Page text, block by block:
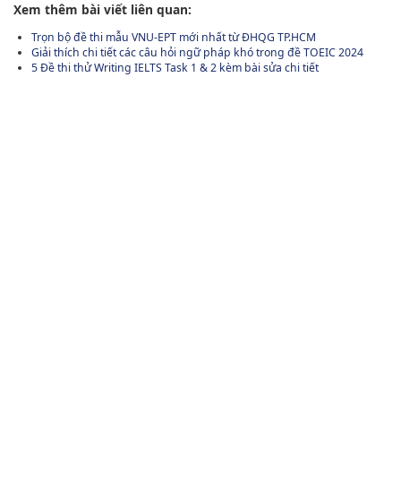
Xem thêm bài viết liên quan:
Trọn bộ đề thi mẫu VNU-EPT mới nhất từ ĐHQG TP.HCM
Giải thích chi tiết các câu hỏi ngữ pháp khó trong đề TOEIC 2024
5 Đề thi thử Writing IELTS Task 1 & 2 kèm bài sửa chi tiết